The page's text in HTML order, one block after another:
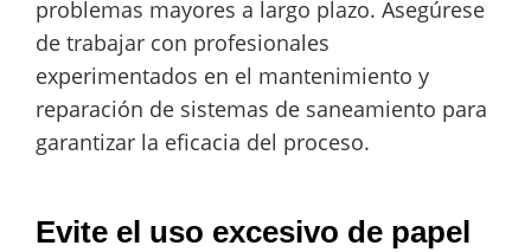
problemas mayores a largo plazo. Asegúrese
de trabajar con profesionales
experimentados en el mantenimiento y
reparación de sistemas de saneamiento para
garantizar la eficacia del proceso.
Evite el uso excesivo de papel